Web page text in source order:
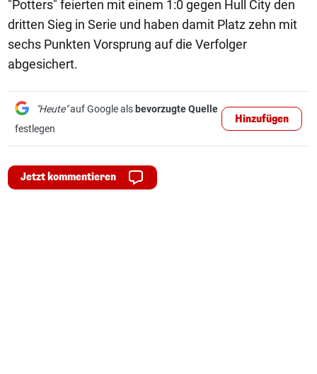
"Potters" feierten mit einem 1:0 gegen Hull City den
dritten Sieg in Serie und haben damit Platz zehn mit
sechs Punkten Vorsprung auf die Verfolger
abgesichert.
"Heute"auf Google als bevorzugte Quelle
festlegen
Hinzufügen
Jetzt kommentieren